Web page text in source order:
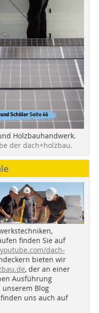
Holzbauhandwerk.
der dach+holzbau.
finden Sie auf
youtube.com/dach-
bieten wir
, der an einer
Ausführung
Blog
uns auch auf